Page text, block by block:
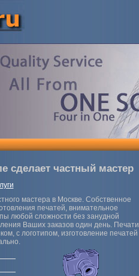
сделает частный мастер
мастера в Москве. Собственное
печатей, внимательное
любой сложности без занудной
Ваших заказов один день. Печати
с логотипом, изготовление печатей